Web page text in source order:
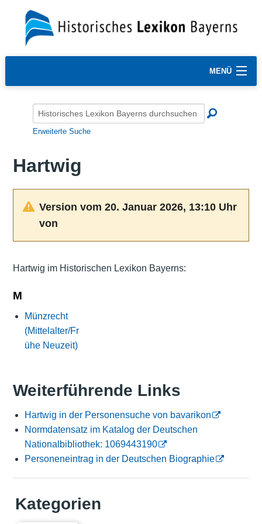
MENÜ
Erweiterte Suche
Hartwig
Version vom 20. Januar 2026, 13:10 Uhr
von
Hartwig im Historischen Lexikon Bayerns:
M
Münzrecht
(Mittelalter/Fr
ühe Neuzeit)
Weiterführende Links
Hartwig in der Personensuche von bavarikon
Normdatensatz im Katalog der Deutschen
Nationalbibliothek: 1069443190
Personeneintrag in der Deutschen Biographie
Kategorien